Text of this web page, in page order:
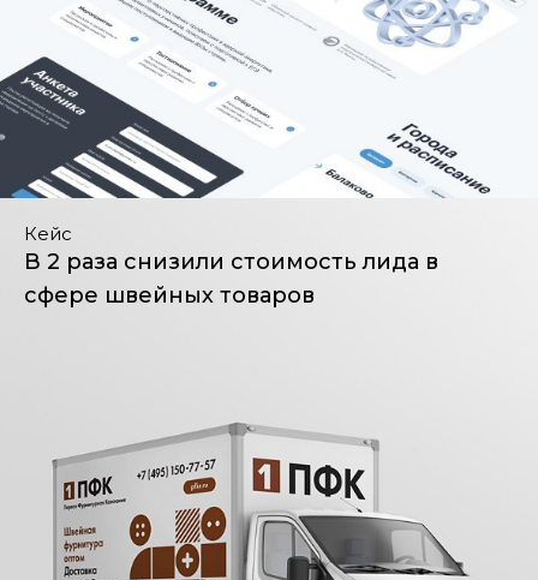
Кейс
В 2 раза снизили стоимость лида в
сфере швейных товаров